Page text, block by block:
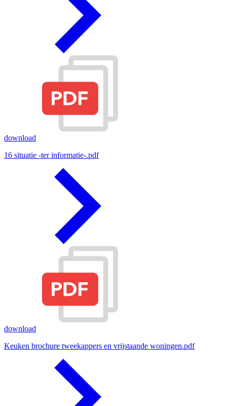
download
16 situatie -ter informatie-.pdf
download
Keuken brochure tweekappers en vrijstaande woningen.pdf